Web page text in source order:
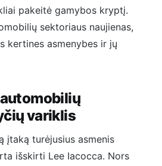
pakeitė gamybos kryptį.
sektoriaus naujienas,
kertines asmenybes ir jų
automobilių
variklis
įtaką turėjusius asmenis
išskirti Lee Iacocca. Nors